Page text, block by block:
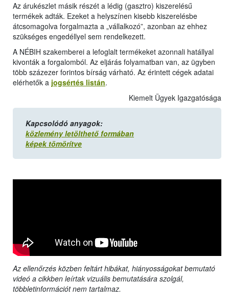
Az árukészlet másik részét a lédig (gasztro) kiszerelésű
termékek adták. Ezeket a helyszínen kisebb kiszerelésbe
átcsomagolva forgalmazta a „vállalkozó”, azonban az ehhez
szükséges engedéllyel sem rendelkezett.
A NÉBIH szakemberei a lefoglalt termékeket azonnali hatállyal
kivonták a forgalomból. Az eljárás folyamatban van, az ügyben
több százezer forintos bírság várható. Az érintett cégek adatai
elérhetők a jogsértés listán.
Kiemelt Ügyek Igazgatósága
Kapcsolódó anyagok:
közlemény letölthető formában
képek tömörítve
Az ellenőrzés közben feltárt hibákat, hiányosságokat bemutató
videó a cikkben leírtak vizuális bemutatására szolgál,
többletinformációt nem tartalmaz.